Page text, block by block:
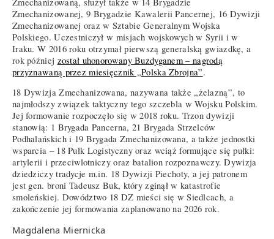
Zmechanizowanej, 9 Brygadzie Kawalerii Pancernej, 16 Dywizji
Zmechanizowanej oraz w Sztabie Generalnym Wojska
Polskiego. Uczestniczył w misjach wojskowych w Syrii i w
Iraku. W 2016 roku otrzymał pierwszą generalską gwiazdkę, a
rok później został uhonorowany Buzdyganem – nagrodą
przyznawaną przez miesięcznik „Polska Zbrojna”.
18 Dywizja Zmechanizowana, nazywana także „żelazną”, to
najmłodszy związek taktyczny tego szczebla w Wojsku Polskim.
Jej formowanie rozpoczęło się w 2018 roku. Trzon dywizji
stanowią: 1 Brygada Pancerna, 21 Brygada Strzelców
Podhalańskich i 19 Brygada Zmechanizowana, a także jednostki
wsparcia – 18 Pułk Logistyczny oraz wciąż formujące się pułki:
artylerii i przeciwlotniczy oraz batalion rozpoznawczy. Dywizja
dziedziczy tradycje m.in. 18 Dywizji Piechoty, a jej patronem
jest gen. broni Tadeusz Buk, który zginął w katastrofie
smoleńskiej. Dowództwo 18 DZ mieści się w Siedlcach, a
zakończenie jej formowania zaplanowano na 2026 rok.
Magdalena Miernicka